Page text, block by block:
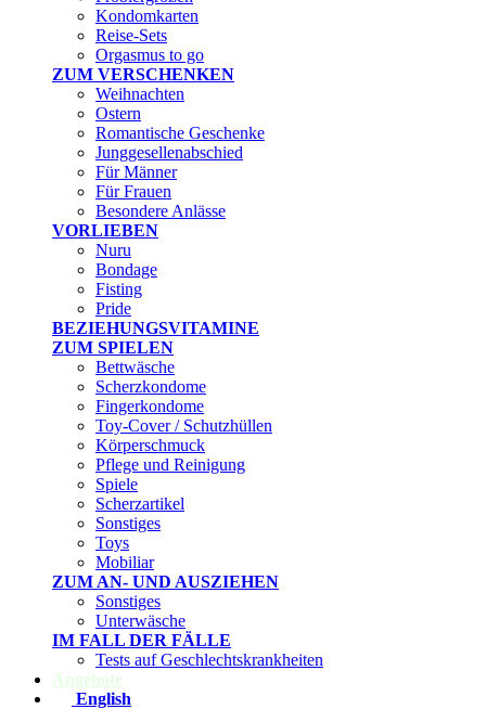
Kondomkarten
Reise-Sets
Orgasmus to go
ZUM VERSCHENKEN
Weihnachten
Ostern
Romantische Geschenke
Junggesellenabschied
Für Männer
Für Frauen
Besondere Anlässe
VORLIEBEN
Nuru
Bondage
Fisting
Pride
BEZIEHUNGSVITAMINE
ZUM SPIELEN
Bettwäsche
Scherzkondome
Fingerkondome
Toy-Cover / Schutzhüllen
Körperschmuck
Pflege und Reinigung
Spiele
Scherzartikel
Sonstiges
Toys
Mobiliar
ZUM AN- UND AUSZIEHEN
Sonstiges
Unterwäsche
IM FALL DER FÄLLE
Tests auf Geschlechtskrankheiten
Angebote
English